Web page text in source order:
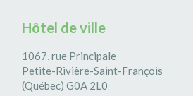
Hôtel de ville
1067, rue Principale
Petite-Rivière-Saint-François
(Québec) G0A 2L0